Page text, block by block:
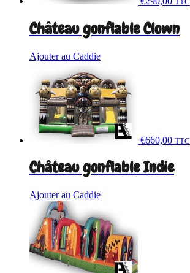
Château gonflable Clown
Ajouter au Caddie
€660,00 TTC
Château gonflable Indie
Ajouter au Caddie